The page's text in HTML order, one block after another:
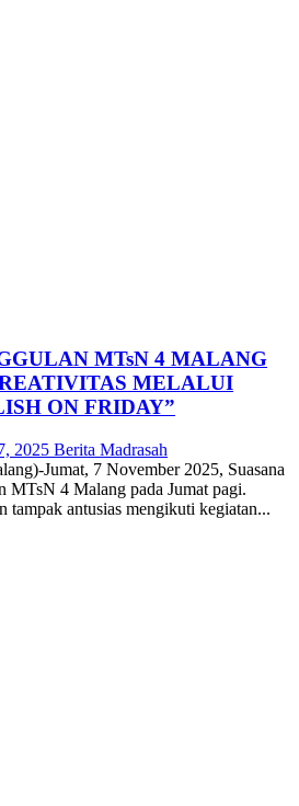
MTsN 4 MALANG
MELALUI
ON FRIDAY”
2025 Berita Madrasah
Jumat, 7 November 2025, Suasana
MTsN 4 Malang pada Jumat pagi.
tampak antusias mengikuti kegiatan...